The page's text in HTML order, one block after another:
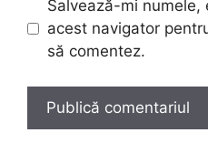
Salvează-mi
acest navigator
să comentez.